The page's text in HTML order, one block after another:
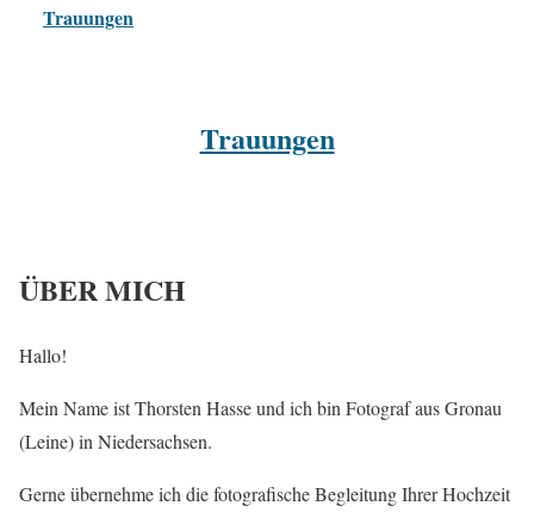
Trauungen
Trauungen
ÜBER MICH
Hallo!
Mein Name ist Thorsten Hasse und ich bin Fotograf aus Gronau
(Leine) in Niedersachsen.
Gerne übernehme ich die fotografische Begleitung Ihrer Hochzeit